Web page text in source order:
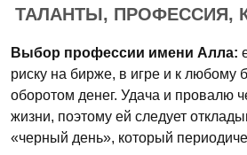
ТАЛАНТЫ, ПРОФЕССИЯ,
Выбор профессии имени Алла:
риску на бирже, в игре и к любому
оборотом денег. Удача и провалю
жизни, поэтому ей следует
«черный день», который